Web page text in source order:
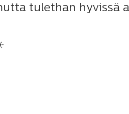
tulethan hyvissä